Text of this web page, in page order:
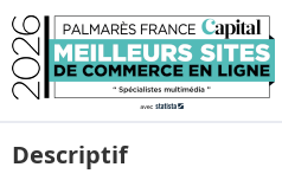
Descriptif